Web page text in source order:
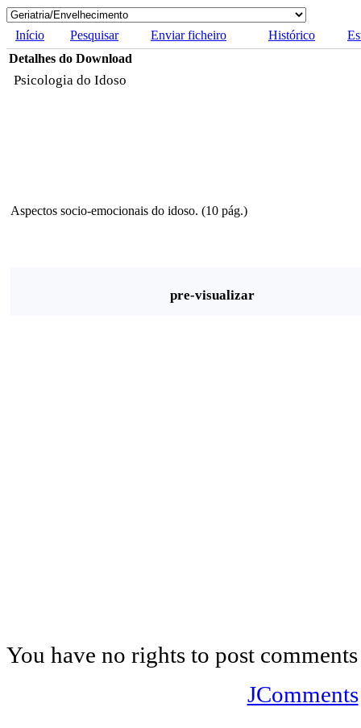
Início Pesquisar Enviar ficheiro Histórico
Detalhes do Download
Psicologia do Idoso
Aspectos socio-emocionais do idoso. (10 pág.)
pre-visualizar
You have no rights to post comments
JComments